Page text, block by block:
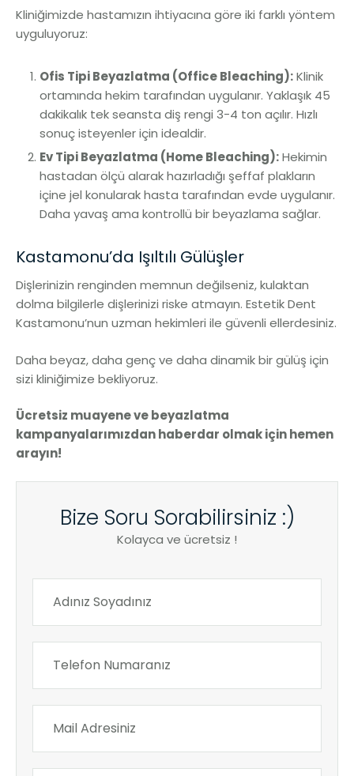
Kliniğimizde hastamızın ihtiyacına göre iki farklı yöntem
uyguluyoruz:
Ofis Tipi Beyazlatma (Office Bleaching):Klinik
ortamında hekim tarafından uygulanır. Yaklaşık 45
dakikalık tek seansta diş rengi 3-4 ton açılır. Hızlı
sonuç isteyenler için idealdir.
Ev Tipi Beyazlatma (Home Bleaching):Hekimin
hastadan ölçü alarak hazırladığı şeffaf plakların
içine jel konularak hasta tarafından evde uygulanır.
Daha yavaş ama kontrollü bir beyazlama sağlar.
Kastamonu’da Işıltılı Gülüşler
Dişlerinizin renginden memnun değilseniz, kulaktan
dolma bilgilerle dişlerinizi riske atmayın. Estetik Dent
Kastamonu’nun uzman hekimleri ile güvenli ellerdesiniz.
Daha beyaz, daha genç ve daha dinamik bir gülüş için
sizi kliniğimize bekliyoruz.
Ücretsiz muayene ve beyazlatma
kampanyalarımızdan haberdar olmak için hemen
arayın!
Bize Soru Sorabilirsiniz :)
Kolayca ve ücretsiz !